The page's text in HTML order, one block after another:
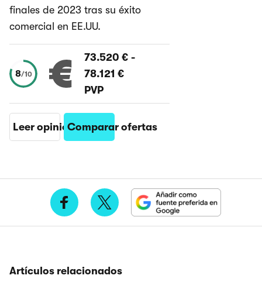
finales de 2023 tras su éxito
comercial en EE.UU.
8/10
73.520 € -
78.121 €
PVP
Leer opiniónComparar ofertas
Artículos relacionados